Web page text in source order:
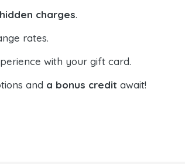
charges.
rates.
with your gift card.
and a bonus credit await!